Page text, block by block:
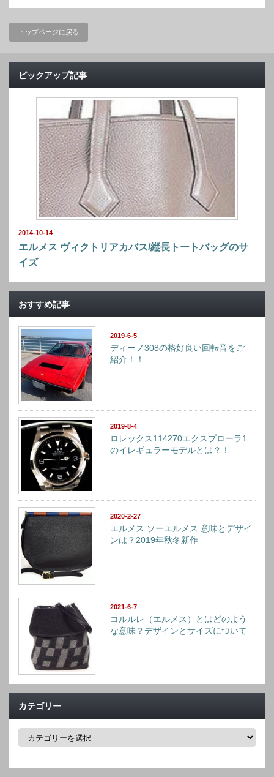
トップページに戻る
ピックアップ記事
2014-10-14
エルメス ヴィクトリアカバス/縦長トートバッグのサ
イズ
おすすめ記事
2019-6-5
ディーノ308の格好良い回転音をご
紹介！！
2019-8-4
ロレックス114270エクスプローラ1
のイレギュラーモデルとは？！
2020-2-27
エルメス ソーエルメス 意味とデザイ
ンは？2019年秋冬新作
2021-6-7
コルルレ（エルメス）とはどのよう
な意味？デザインとサイズについて
カテゴリー
カ
ー